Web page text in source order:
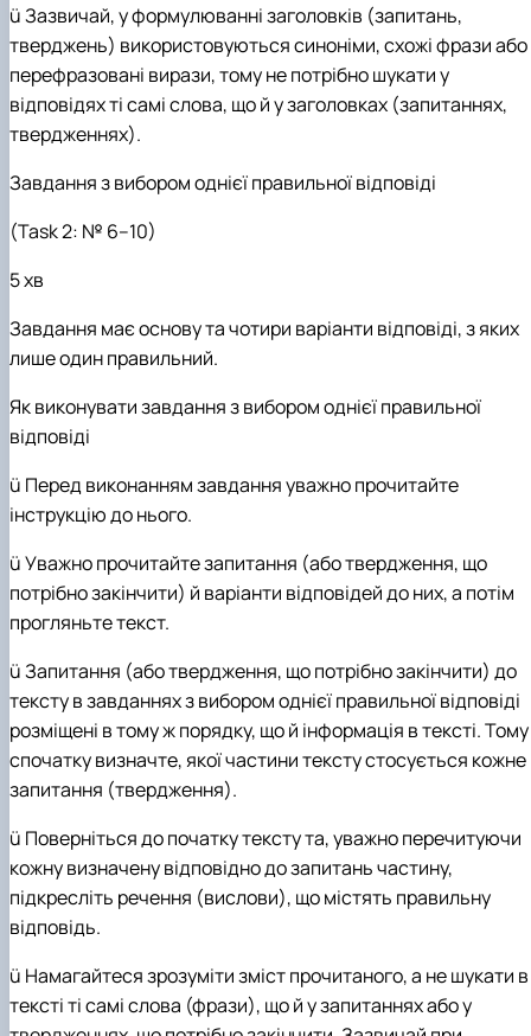
üЗазвичай, у формулюванні заголовків (запитань,
тверджень) використовуються синоніми, схожі фрази або
перефразовані вирази, тому не потрібно шукати у
відповідях ті самі слова, що й у заголовках (запитаннях,
твердженнях).
Завдання з вибором однієї правильної відповіді
(Task 2: № 6–10)
5 хв
Завдання має основу та чотири варіанти відповіді, з яких
лише один правильний.
Як виконувати завдання з вибором однієї правильної
відповіді
ü Перед виконанням завдання уважно прочитайте
інструкцію до нього.
üУважно прочитайте запитання (або твердження, що
потрібно закінчити) й варіанти відповідей до них, а потім
прогляньте текст.
üЗапитання (або твердження, що потрібно закінчити) до
тексту в завданнях з вибором однієї правильної відповіді
розміщені в тому ж порядку, що й інформація в тексті. Тому
спочатку визначте, якої частини тексту стосується кожне
запитання (твердження).
ü Поверніться до початку тексту та, уважно перечитуючи
кожну визначену відповідно до запитань частину,
підкресліть речення (вислови), що містять правильну
відповідь.
ü Намагайтеся зрозуміти зміст прочитаного, а не шукати в
тексті ті самі слова (фрази), що й у запитаннях або у